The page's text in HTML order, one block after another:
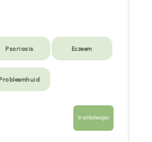
Psoriasis Eczeem
In winkelwagen